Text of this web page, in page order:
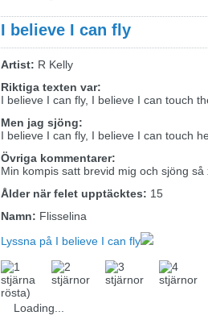
I believe I can fly
Artist: R Kelly
Riktiga texten var:
I believe I can fly, I believe I can touch
Men jag sjöng:
I believe I can fly, I believe I can touch
Övriga kommentarer:
Min kompis satt brevid mig och sjöng så
Ålder när felet upptäcktes: 15
Namn: Flisselina
Lyssna på I believe I can fly
rösta)
Loading...